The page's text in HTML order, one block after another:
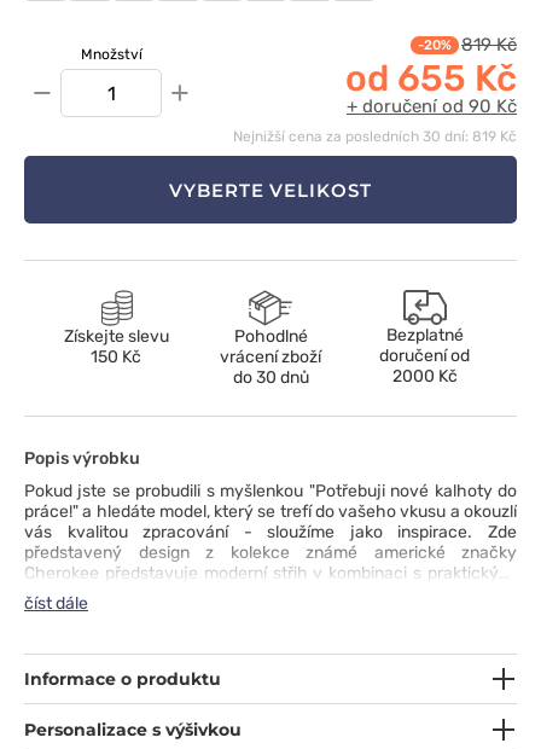
Množství
− +
-20% 819 Kč
od 655 Kč
+ doručení od 90 Kč
Nejnižší cena za posledních 30 dní: 819 Kč
VYBERTE VELIKOST
Získejte slevu
150 Kč
Pohodlné
vrácení zboží
do 30 dnů
Bezplatné
doručení od
2000 Kč
Popis výrobku
Pokud jste se probudili s myšlenkou "Potřebuji nové kalhoty do
práce!" a hledáte model, který se trefí do vašeho vkusu a okouzlí
vás kvalitou zpracování - sloužíme jako inspirace. Zde
představený design z kolekce známé americké značky
Cherokee představuje moderní střih v kombinaci s praktickými
vlastnostmi výrobku. Kalhoty jsou vyrobeny z odolné a pokožce
příjemné tkaniny s příměsí kepru a spandexu, jsou pohodlné na
pět praktických kapes - včetně jedné cargo kapsy - a elastický
pas s nastavitelnou šňůrkou si získají vaši přízeň. Na dlouhá léta.
číst dále
Informace o produktu
Personalizace s výšivkou